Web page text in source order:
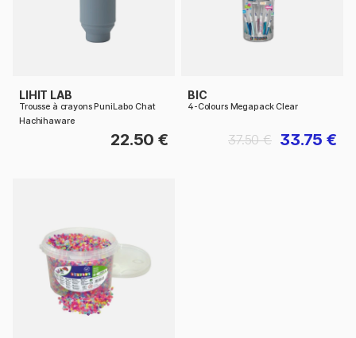
LIHIT LAB
Trousse à crayons PuniLabo Chat
Hachihaware
22.50 €
BIC
4-Colours Megapack Clear
33.75 €
37.50 €